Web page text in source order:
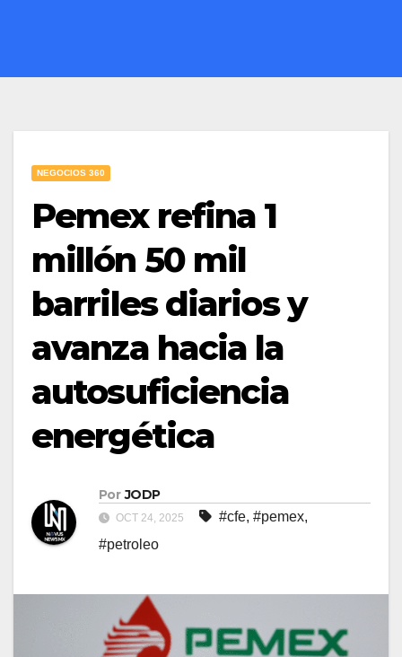
NEGOCIOS 360
Pemex refina 1
millón 50 mil
barriles diarios y
avanza hacia la
autosuficiencia
energética
Por JODP
OCT 24, 2025 #cfe, #pemex,
#petroleo